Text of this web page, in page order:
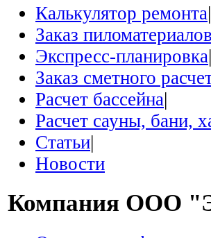
Калькулятор ремонта|
Заказ пиломатериалов
Экспресс-планировка|
Заказ сметного
Расчет бассейна|
Расчет сауны, бани,
Статьи|
Новости
Компания ООО